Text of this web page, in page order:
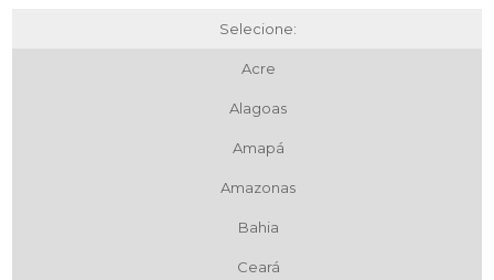
Selecione:
Acre
Alagoas
Amapá
Amazonas
Bahia
Ceará